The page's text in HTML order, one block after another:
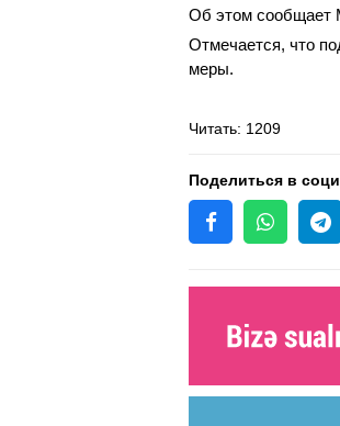
Об этом сообщает
Отмечается, что
меры.
Читать: 1209
Поделиться в